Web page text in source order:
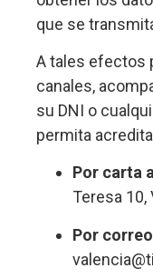
que se
A tales efectos
canales,
su DNI o
permita
Por carta
Teresa 10,
Por